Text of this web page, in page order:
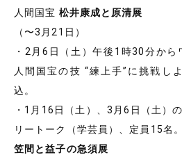
人間国宝 松井康成と原清展
（〜3月21日）
・2月6日（土）午後1時30分から
人間国宝の技 “練上手”に挑戦し
込。
・1月16日（土）、3月6日（土）
リートーク（学芸員）、定員15名。
笠間と益子の急須展